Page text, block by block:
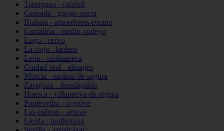
Tarragona - calafell
Granada - güejar-sierra
Bizkaia - amorebieta-etxano
Cantabria - medio-cudeyo
Lugo - cervo
La-rioja - lardero
León - molinaseca
Ciudad-real - almagro
Murcia - molina-de-segura
Zaragoza - fuendejalón
Huesca - villanueva-de-sigena
Pontevedra - o-grove
Las-palmas - arucas
Lleida - mollerussa